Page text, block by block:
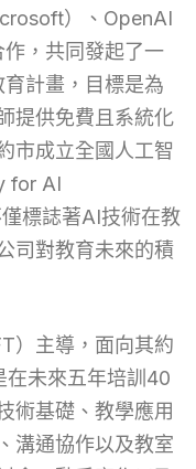
）、OpenAI
，共同發起了一
計畫，目標是為
提供免費且系統化
市成立全國人工智
for AI
標誌著AI技術在教
司對教育未來的積
）主導，面向其約
在未來五年培訓40
術基礎、教學應用
溝通協作以及教室